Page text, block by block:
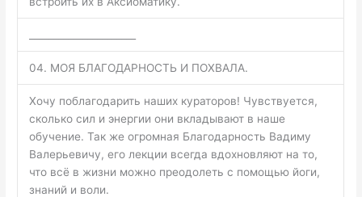
04. МОЯ БЛАГОДАРНОСТЬ И ПОХВАЛА.
Хочу поблагодарить наших кураторов! Чувствуется,
сколько сил и энергии они вкладывают в наше
обучение. Так же огромная Благодарность Вадиму
Валерьевичу, его лекции всегда вдохновляют на то,
что всё в жизни можно преодолеть с помощью йоги,
знаний и воли.